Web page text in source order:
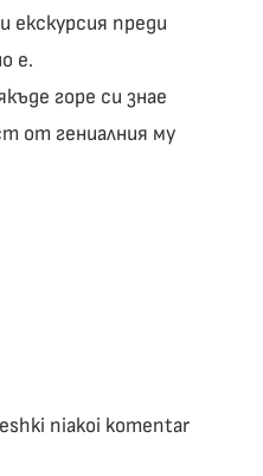
екскурсия преди
е.
горе си знае
от гениалния му
niakoi komentar